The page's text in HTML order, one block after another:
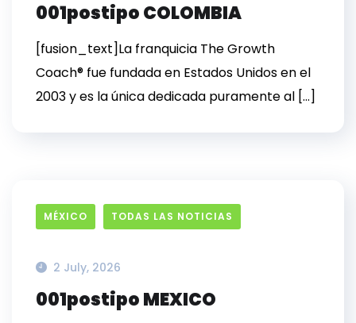
001postipo COLOMBIA
[fusion_text]La franquicia The Growth
Coach® fue fundada en Estados Unidos en el
2003 y es la única dedicada puramente al […]
MÉXICO TODAS LAS NOTICIAS
2 July, 2026
001postipo MEXICO